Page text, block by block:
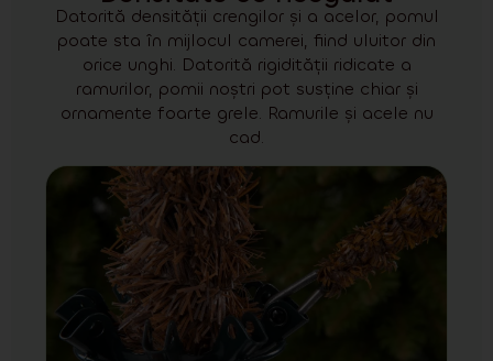
Datorită densității crengilor și a acelor, pomul
poate sta în mijlocul camerei, fiind uluitor din
orice unghi. Datorită rigidității ridicate a
ramurilor, pomii noștri pot susține chiar și
ornamente foarte grele. Ramurile și acele nu
cad.